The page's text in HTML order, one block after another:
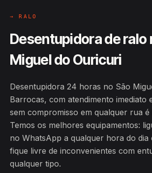
→ RALO
Desentupidora de ralo
Miguel do Ouricuri
Desentupidora 24 horas no São
Barrocas, com atendimento imediato
sem compromisso em qualquer rua
Temos os melhores equipamentos:
no WhatsApp a qualquer hora do dia
fique livre de inconvenientes com
qualquer tipo.